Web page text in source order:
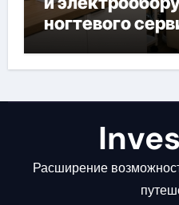
ногтевого
наращивания
депиляции
Расширение